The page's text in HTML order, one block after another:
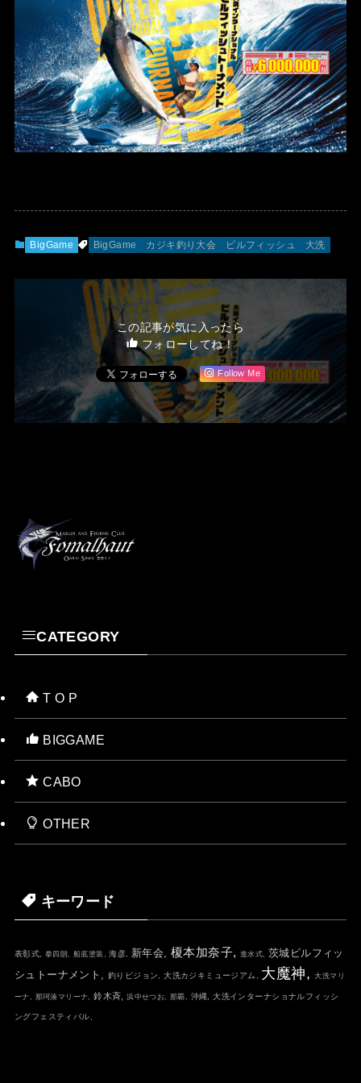
BigGame BigGame カジキ釣り大会 ビルフィッシュ 大洗
この記事が気に入ったら
フォローしてね！
Follow Me
CATEGORY
T O P
BIGGAME
CABO
OTHER
キーワード
表彰式, 拳四朗, 船底塗装,海彦, 新年会,榎本加奈子, 進水式, 茨城ビルフィッ
シュトーナメント, 釣りビジョン,大洗カジキミュージアム, 大魔神,大洗マリ
ーナ, 那珂湊マリーナ,鈴木斉,浜中せつお,那覇, 沖縄,大洗インターナショナルフィッシ
ングフェスティバル,